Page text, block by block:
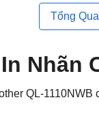
Tổng
Nhãn
QL-